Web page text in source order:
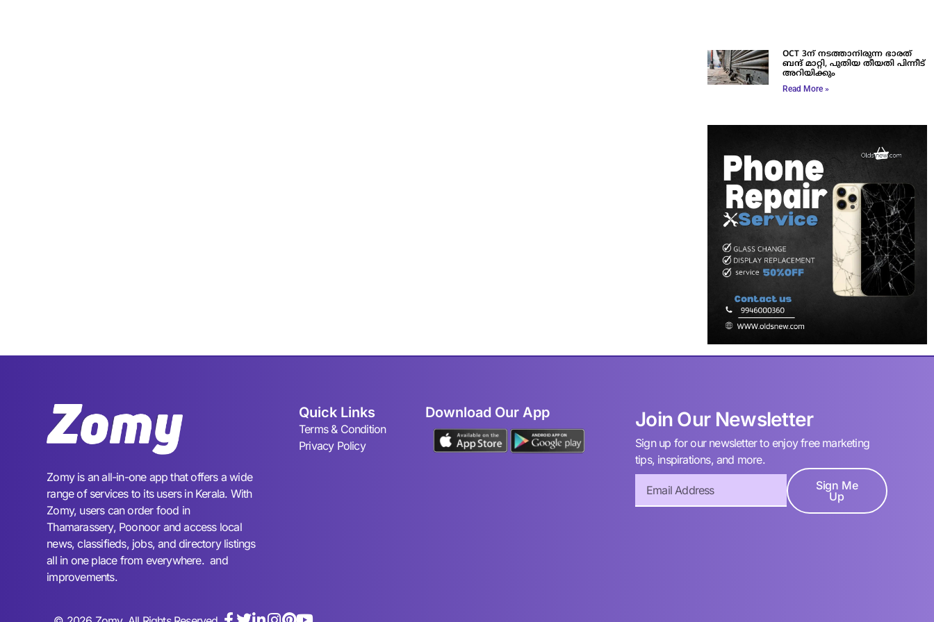
OCT 3ന് നടത്താനിരുന്ന ഭാരത്
ബന്ദ് മാറ്റി, പുതിയ തീയതി പിന്നീട്
അറിയിക്കും
Read More »
Zomy is an all-in-one app that offers a wide
range of services to its users in Kerala. With
Zomy, users can order food in
Thamarassery, Poonoor and access local
news, classifieds, jobs, and directory listings
all in one place from everywhere. and
improvements.
Quick Links
Terms & Condition
Privacy Policy
Download Our App Join Our Newsletter
Sign up for our newsletter to enjoy free marketing
tips, inspirations, and more.
Sign Me
Up